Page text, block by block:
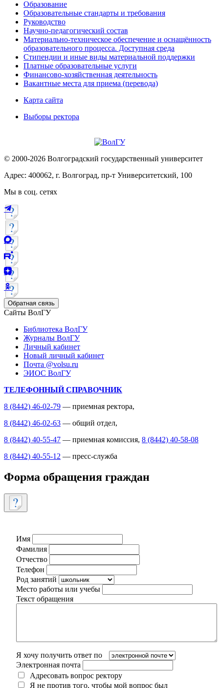
Образование
Образовательные стандарты и требования
Руководство
Научно-педагогический состав
Материально-техническое обеспечение и оснащённость
образовательного процесса. Доступная среда
Стипендии и иные виды материальной поддержки
Платные образовательные услуги
Финансово-хозяйственная деятельность
Вакантные места для приема (перевода)
Карта сайта
Выборы ректора
© 2000-2026 Волгоградский государственный университет
Адрес: 400062, г. Волгоград, пр-т Университетский, 100
Мы в соц. сетях
Обратная связь
Сайты ВолГУ
Библиотека ВолГУ
Журналы ВолГУ
Личный кабинет
Новый личный кабинет
Почта @volsu.ru
ЭИОС ВолГУ
ТЕЛЕФОННЫЙ СПРАВОЧНИК
8 (8442) 46-02-79 — приемная ректора,
8 (8442) 46-02-63 — общий отдел,
8 (8442) 40-55-47 — приемная комиссия, 8 (8442) 40-58-08
8 (8442) 40-55-12 — пресс-служба
Форма обращения граждан
Имя
Фамилия
Отчество
Телефон
Род занятий
Место работы или учебы
Текст обращения
Я хочу получить ответ по
Электронная почта
Адресовать вопрос ректору
Я не против того, чтобы мой вопрос был